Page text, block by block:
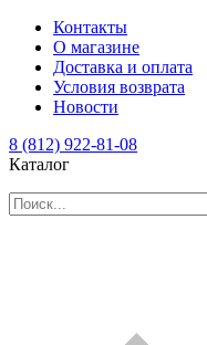
Контакты
О магазине
Доставка и оплата
Условия возврата
Новости
8 (812) 922-81-08
Каталог